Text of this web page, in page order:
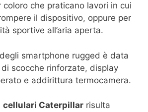
coloro che praticano lavori in cui
il dispositivo, oppure per
sportive all’aria aperta.
degli smartphone rugged è data
scocche rinforzate, display
e addirittura termocamera.
cellulari Caterpillar risulta